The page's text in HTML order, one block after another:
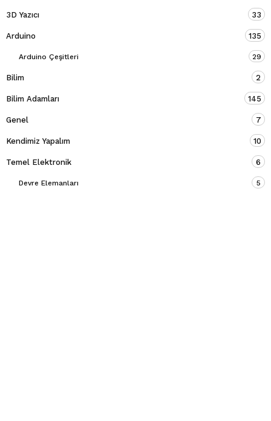
3D Yazıcı 33
Arduino 135
Arduino Çeşitleri 29
Bilim 2
Bilim Adamları 145
Genel 7
Kendimiz Yapalım 10
Temel Elektronik 6
Devre Elemanları 5